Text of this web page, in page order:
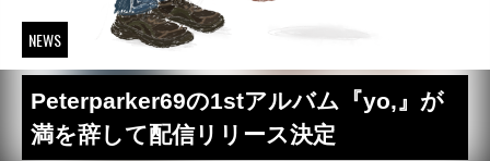
NEWS
Peterparker69の1stアルバム『yo,』が
満を辞して配信リリース決定